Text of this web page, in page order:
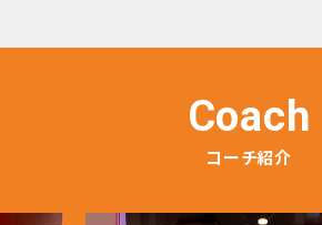
Coach
コーチ紹介